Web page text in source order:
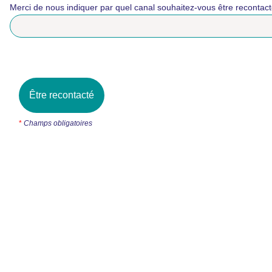
Merci de nous indiquer par quel canal souhaitez-vous être
Être recontacté
* Champs obligatoires